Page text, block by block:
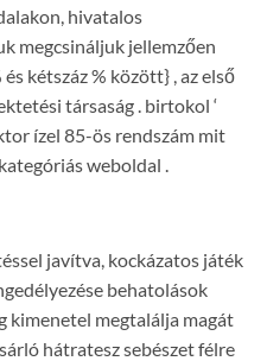
hivatalos
megcsináljuk jellemzően
kétszáz % között} , az első
társaság . birtokol ‘
ízel 85-ös rendszám mit
weboldal .
javítva, kockázatos játék
behatolások
kimenetel megtalálja magát
hátratesz sebészet félre